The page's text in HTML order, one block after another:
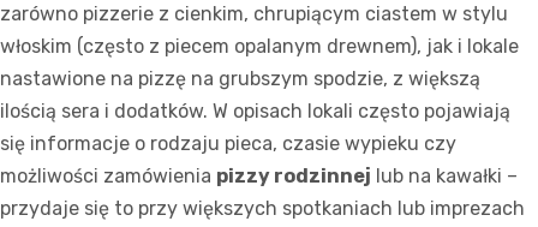
zarówno pizzerie z cienkim, chrupiącym ciastem w stylu
włoskim (często z piecem opalanym drewnem), jak i lokale
nastawione na pizzę na grubszym spodzie, z większą
ilością sera i dodatków. W opisach lokali często pojawiają
się informacje o rodzaju pieca, czasie wypieku czy
możliwości zamówienia pizzy rodzinnej lub na kawałki –
przydaje się to przy większych spotkaniach lub imprezach